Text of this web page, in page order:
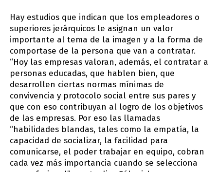
Hay estudios que indican que los empleadores o
superiores jerárquicos le asignan un valor
importante al tema de la imagen y a la forma de
comportase de la persona que van a contratar.
“Hoy las empresas valoran, además, el contratar a
personas educadas, que hablen bien, que
desarrollen ciertas normas mínimas de
convivencia y protocolo social entre sus pares y
que con eso contribuyan al logro de los objetivos
de las empresas. Por eso las llamadas
“habilidades blandas, tales como la empatía, la
capacidad de socializar, la facilidad para
comunicarse, el poder trabajar en equipo, cobran
cada vez más importancia cuando se selecciona